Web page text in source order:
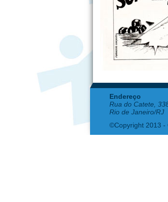
Endereço
Rua do Catete,
Rio de Janeiro/RJ
©Copyright 2013 -